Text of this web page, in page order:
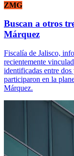
ZMG
Buscan a otros
Márquez
Fiscalía de Jalisco,
recientemente
identificadas entre dos
participaron en la
Márquez.